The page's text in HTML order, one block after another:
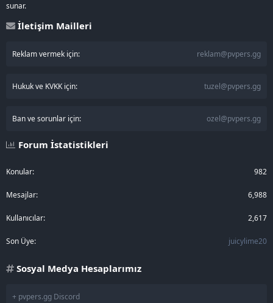
sunar.
İletişim Mailleri
Reklam vermek için: reklam@pvpers.gg
Hukuk ve KVKK için: tuzel@pvpers.gg
Ban ve sorunlar için: ozel@pvpers.gg
Forum İstatistikleri
Konular 982
Mesajlar 6,988
Kullanıcılar 2,617
Son Üye juicylime20
Sosyal Medya Hesaplarımız
+ pvpers.gg Discord